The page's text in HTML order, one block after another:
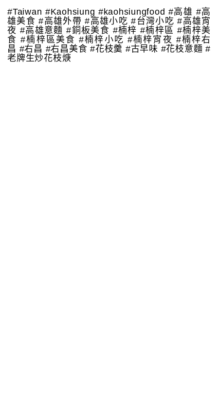
#Taiwan #Kaohsiung #kaohsiungfood #高雄 #高
雄美食 #高雄外帶 #高雄小吃 #台灣小吃 #高雄宵
夜 #高雄意麵 #銅板美食 #楠梓 #楠梓區 #楠梓美
食 #楠梓區美食 #楠梓小吃 #楠梓宵夜 #楠梓右
昌 #右昌 #右昌美食 #花枝羹 #古早味 #花枝意麵 #
老牌生炒花枝焿